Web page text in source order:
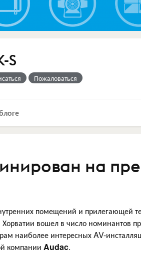
S
Пожаловаться
на
помещений и прилегающей
Хорватии вошел в число номинантов
наиболее интересных AV-
компании Audac.